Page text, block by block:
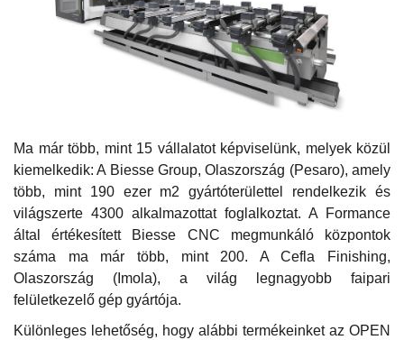
Ma már több, mint 15 vállalatot képviselünk, melyek közül
kiemelkedik: A Biesse Group, Olaszország (Pesaro), amely
több, mint 190 ezer m2 gyártóterülettel rendelkezik és
világszerte 4300 alkalmazottat foglalkoztat. A Formance
által értékesített Biesse CNC megmunkáló központok
száma ma már több, mint 200. A Cefla Finishing,
Olaszország (Imola), a világ legnagyobb faipari
felületkezelő gép gyártója.
Különleges lehetőség, hogy alábbi termékeinket az OPEN